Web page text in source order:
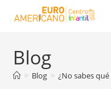
Blog
> Blog > ¿No sabes